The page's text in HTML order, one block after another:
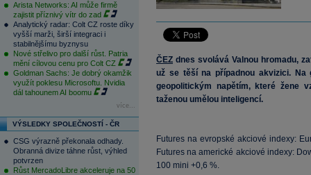
Arista Networks: AI může firmě
zajistit příznivý vítr do zad
Analytický radar: Colt CZ roste díky
vyšší marži, širší integraci i
stabilnějšímu byznysu
Nové střelivo pro další růst. Patria
mění cílovou cenu pro Colt CZ
Goldman Sachs: Je dobrý okamžik
využít poklesu Microsoftu. Nvidia
dál tahounem AI boomu
více...
VÝSLEDKY SPOLEČNOSTÍ - ČR
CSG výrazně překonala odhady.
Obranná divize táhne růst, výhled
potvrzen
Růst MercadoLibre akceleruje na 50
ČEZ dnes svolává Valnou hromadu,
už se těší na případnou akvizici. Na
geopolitickým napětím, které žene
taženou umělou inteligencí.
Futures na evropské akciové indexy:
Futures na americké akciové indexy:
100 mini +0,6 %.